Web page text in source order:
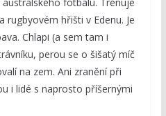
fotbalu. Trénuje
rugbyovém hřišti v Edenu. Je
Chlapi (a sem tam i
perou se o šišatý míč
na zem. Ani zranění při
i lidé s naprosto příšernými